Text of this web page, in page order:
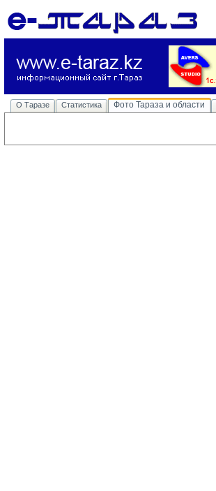
О Таразе Статистика Фото Тараза и области